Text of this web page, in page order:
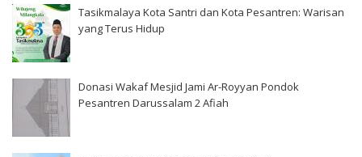
Tasikmalaya Kota Santri dan Kota Pesantren: Warisan
yang Terus Hidup
Donasi Wakaf Mesjid Jami Ar-Royyan Pondok
Pesantren Darussalam 2 Afiah